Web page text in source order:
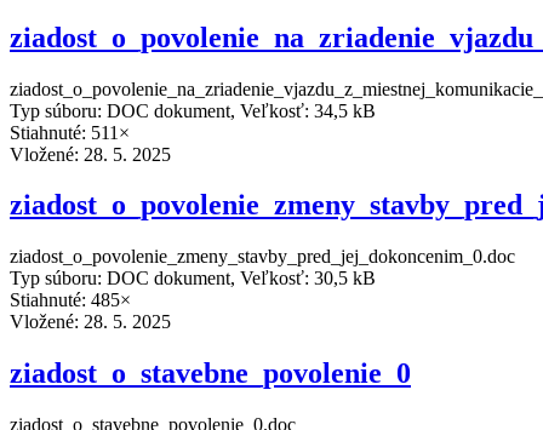
Typ súboru: DOC dokument, Veľkosť: 34,5 kB
Stiahnuté: 511×
Vložené: 28. 5. 2025
ziadost_o_povolenie_zmeny_stavby_pred_jej_dokoncenim_0.doc
Typ súboru: DOC dokument, Veľkosť: 30,5 kB
Stiahnuté: 485×
Vložené: 28. 5. 2025
ziadost_o_stavebne_povolenie_0
ziadost_o_stavebne_povolenie_0.doc